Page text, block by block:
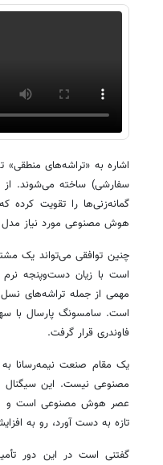
اشاره به «تراشه‌های منطقی»
سفارشی) ساخته می‌شوند. از
گمانه‌زنی‌ها را تقویت
هوش مصنوعی مورد نیاز مدل
چنین توافقی می‌تواند یک
است با زیان دست‌وپنجه نرم
فاوندری قرار گرفت.
یک مقام صنعت نیمه‌رسانا
مصنوعی نیست. این سیگنال
عصر هوش مصنوعی است و
تازه به دست آورد، رو به
گفتنی است در این دور